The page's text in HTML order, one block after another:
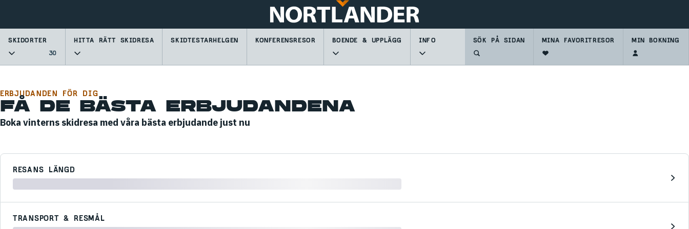
SKIDORTER
30
HITTA RÄTT SKIDRESA SKIDTESTARHELGEN KONFERENSRESOR BOENDE & UPPLÄGG INFO SKIDSHOP
SÖK PÅ SIDAN MINA FAVORITRESOR MIN BOKNING
ERBJUDANDEN FÖR DIG
FÅ DE BÄSTA ERBJUDANDENA
Boka vinterns skidresa med våra bästa erbjudande just nu
RESANS LÄNGD
TRANSPORT & RESMÅL